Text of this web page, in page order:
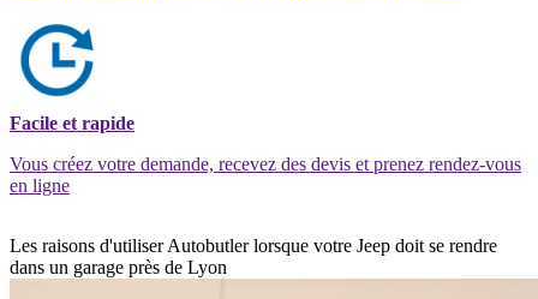
Facile et rapide
Vous créez votre demande, recevez des devis et prenez rendez-vous
en ligne
Les raisons d'utiliser Autobutler lorsque votre Jeep doit se rendre
dans un garage près de Lyon